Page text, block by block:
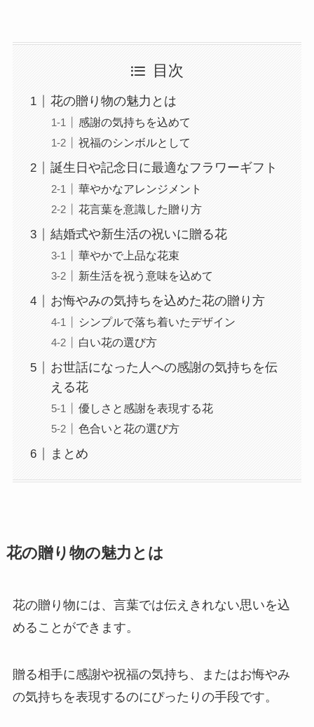
目次
花の贈り物の魅力とは
感謝の気持ちを込めて
祝福のシンボルとして
誕生日や記念日に最適なフラワーギフト
華やかなアレンジメント
花言葉を意識した贈り方
結婚式や新生活の祝いに贈る花
華やかで上品な花束
新生活を祝う意味を込めて
お悔やみの気持ちを込めた花の贈り方
シンプルで落ち着いたデザイン
白い花の選び方
お世話になった人への感謝の気持ちを伝
える花
優しさと感謝を表現する花
色合いと花の選び方
まとめ
花の贈り物の魅力とは
花の贈り物には、言葉では伝えきれない思いを込
めることができます。
贈る相手に感謝や祝福の気持ち、またはお悔やみ
の気持ちを表現するのにぴったりの手段です。